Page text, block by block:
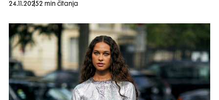
24.11.20252 min čitanja